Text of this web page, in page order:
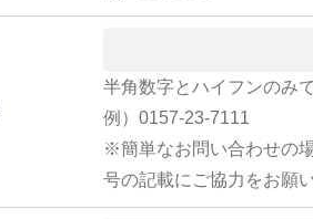
半角数字とハイフンのみで
例）0157-23-7111
※簡単なお問い合わせの
号の記載にご協力をお願